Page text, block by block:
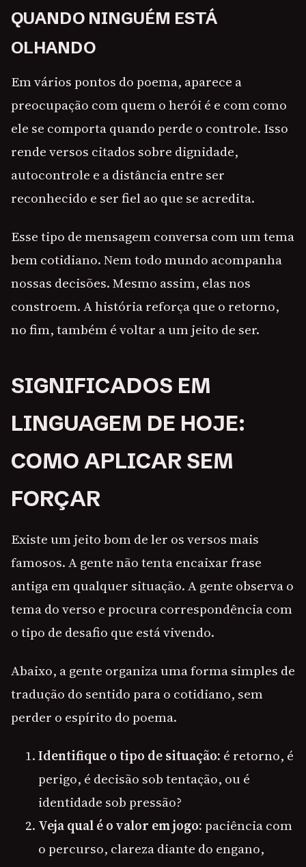
QUANDO NINGUÉM ESTÁ
OLHANDO
Em vários pontos do poema, aparece a
preocupação com quem o herói é e com como
ele se comporta quando perde o controle. Isso
rende versos citados sobre dignidade,
autocontrole e a distância entre ser
reconhecido e ser fiel ao que se acredita.
Esse tipo de mensagem conversa com um tema
bem cotidiano. Nem todo mundo acompanha
nossas decisões. Mesmo assim, elas nos
constroem. A história reforça que o retorno,
no fim, também é voltar a um jeito de ser.
SIGNIFICADOS EM
LINGUAGEM DE HOJE:
COMO APLICAR SEM
FORÇAR
Existe um jeito bom de ler os versos mais
famosos. A gente não tenta encaixar frase
antiga em qualquer situação. A gente observa o
tema do verso e procura correspondência com
o tipo de desafio que está vivendo.
Abaixo, a gente organiza uma forma simples de
tradução do sentido para o cotidiano, sem
perder o espírito do poema.
Identifique o tipo de situação: é retorno, é
perigo, é decisão sob tentação, ou é
identidade sob pressão?
Veja qual é o valor em jogo:paciência com
o percurso, clareza diante do engano,